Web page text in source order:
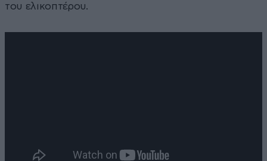
του ελικοπτέρου.